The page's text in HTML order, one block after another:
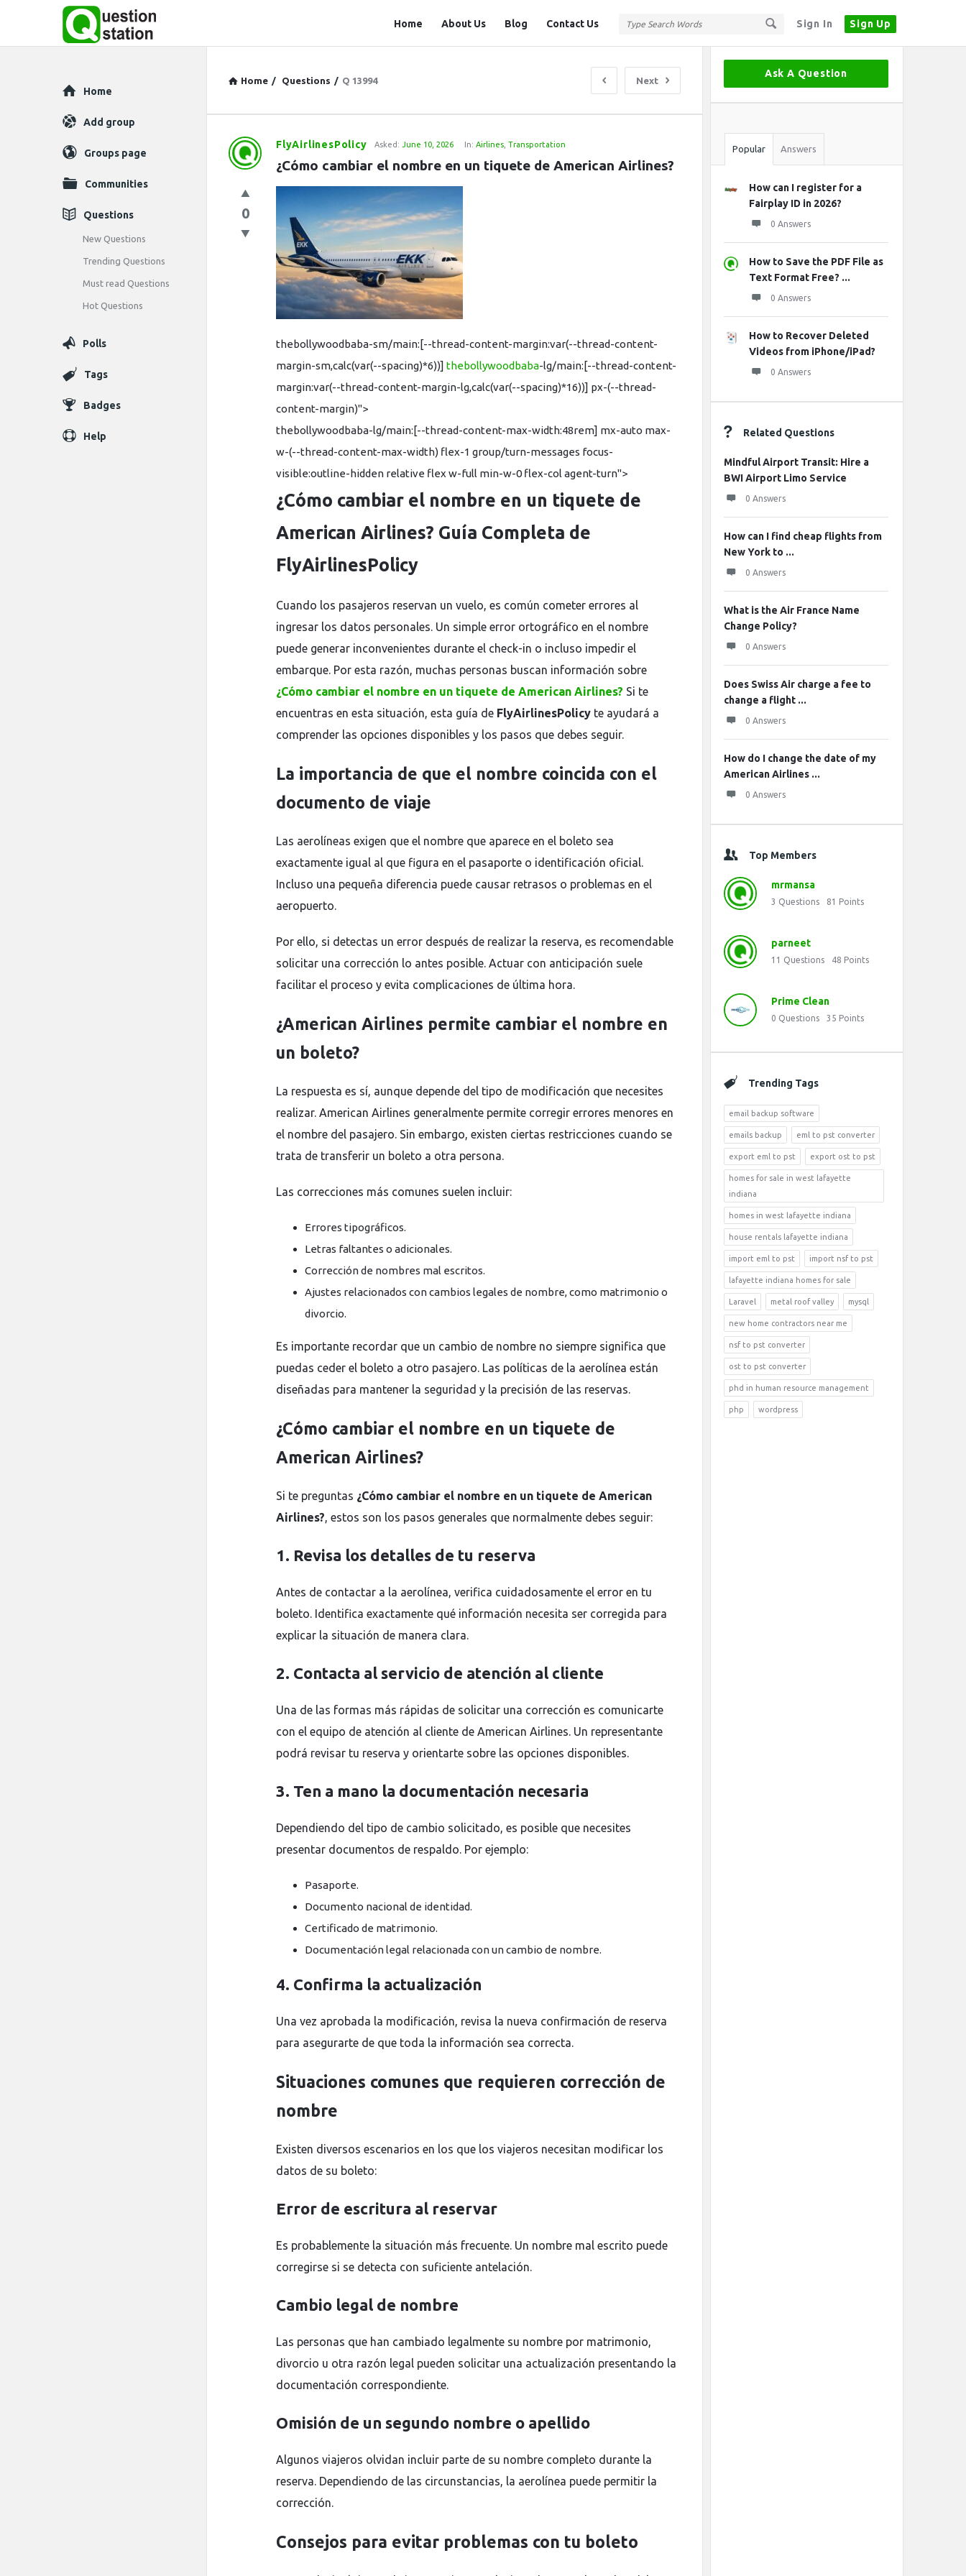
Sign In Sign Up
Station
Home About Us Blog Contact Us
Home / Questions / Q 13994 Next
Question
Station
Latest
Questions
FlyAirlinesPolicy Asked: June 10, 2026 In: Airlines, Transportation
¿Cómo cambiar el nombre en un tiquete de American Airlines?
0
thebollywoodbaba-sm/main:[--thread-content-margin:var(--thread-content-
margin-sm,calc(var(--spacing)*6))] thebollywoodbaba-lg/main:[--thread-content-
margin:var(--thread-content-margin-lg,calc(var(--spacing)*16))] px-(--thread-
content-margin)">
thebollywoodbaba-lg/main:[--thread-content-max-width:48rem] mx-auto max-
w-(--thread-content-max-width) flex-1 group/turn-messages focus-
visible:outline-hidden relative flex w-full min-w-0 flex-col agent-turn">
¿Cómo cambiar el nombre en un tiquete de
American Airlines? Guía Completa de
FlyAirlinesPolicy
Cuando los pasajeros reservan un vuelo, es común cometer errores al
ingresar los datos personales. Un simple error ortográfico en el nombre
puede generar inconvenientes durante el check-in o incluso impedir el
embarque. Por esta razón, muchas personas buscan información sobre
¿Cómo cambiar el nombre en un tiquete de American Airlines? Si te
encuentras en esta situación, esta guía de FlyAirlinesPolicy te ayudará a
comprender las opciones disponibles y los pasos que debes seguir.
La importancia de que el nombre coincida con el
documento de viaje
Las aerolíneas exigen que el nombre que aparece en el boleto sea
exactamente igual al que figura en el pasaporte o identificación oficial.
Incluso una pequeña diferencia puede causar retrasos o problemas en el
aeropuerto.
Por ello, si detectas un error después de realizar la reserva, es recomendable
solicitar una corrección lo antes posible. Actuar con anticipación suele
facilitar el proceso y evita complicaciones de última hora.
¿American Airlines permite cambiar el nombre en
un boleto?
La respuesta es sí, aunque depende del tipo de modificación que necesites
realizar. American Airlines generalmente permite corregir errores menores en
el nombre del pasajero. Sin embargo, existen ciertas restricciones cuando se
trata de transferir un boleto a otra persona.
Las correcciones más comunes suelen incluir:
Errores tipográficos.
Letras faltantes o adicionales.
Corrección de nombres mal escritos.
Ajustes relacionados con cambios legales de nombre, como matrimonio o
divorcio.
Es importante recordar que un cambio de nombre no siempre significa que
puedas ceder el boleto a otro pasajero. Las políticas de la aerolínea están
diseñadas para mantener la seguridad y la precisión de las reservas.
¿Cómo cambiar el nombre en un tiquete de
American Airlines?
Si te preguntas ¿Cómo cambiar el nombre en un tiquete de American
Airlines?, estos son los pasos generales que normalmente debes seguir:
1. Revisa los detalles de tu reserva
Antes de contactar a la aerolínea, verifica cuidadosamente el error en tu
boleto. Identifica exactamente qué información necesita ser corregida para
explicar la situación de manera clara.
2. Contacta al servicio de atención al cliente
Una de las formas más rápidas de solicitar una corrección es comunicarte
con el equipo de atención al cliente de American Airlines. Un representante
podrá revisar tu reserva y orientarte sobre las opciones disponibles.
3. Ten a mano la documentación necesaria
Dependiendo del tipo de cambio solicitado, es posible que necesites
presentar documentos de respaldo. Por ejemplo:
Pasaporte.
Documento nacional de identidad.
Certificado de matrimonio.
Documentación legal relacionada con un cambio de nombre.
4. Confirma la actualización
Una vez aprobada la modificación, revisa la nueva confirmación de reserva
para asegurarte de que toda la información sea correcta.
Situaciones comunes que requieren corrección de
nombre
Existen diversos escenarios en los que los viajeros necesitan modificar los
datos de su boleto:
Error de escritura al reservar
Es probablemente la situación más frecuente. Un nombre mal escrito puede
corregirse si se detecta con suficiente antelación.
Cambio legal de nombre
Las personas que han cambiado legalmente su nombre por matrimonio,
divorcio u otra razón legal pueden solicitar una actualización presentando la
documentación correspondiente.
Omisión de un segundo nombre o apellido
Algunos viajeros olvidan incluir parte de su nombre completo durante la
reserva. Dependiendo de las circunstancias, la aerolínea puede permitir la
corrección.
Consejos para evitar problemas con tu boleto
Sidebar
Ask A Question
Stats
Popular Answers
How can I register for a
Fairplay ID in 2026?
0 Answers
How to Save the PDF File as
Text Format Free? ...
0 Answers
How to Recover Deleted
Videos from iPhone/iPad?
0 Answers
Related Questions
Mindful Airport Transit: Hire a
BWI Airport Limo Service
0 Answers
How can I find cheap flights from
New York to ...
0 Answers
What is the Air France Name
Change Policy?
0 Answers
Does Swiss Air charge a fee to
change a flight ...
0 Answers
How do I change the date of my
American Airlines ...
0 Answers
Top Members
mrmansa
3 Questions 81 Points
parneet
11 Questions 48 Points
Prime Clean
0 Questions 35 Points
Trending Tags
email backup software
emails backup eml to pst converter
export eml to pst export ost to pst
homes for sale in west lafayette
indiana
homes in west lafayette indiana
house rentals lafayette indiana
import eml to pst import nsf to pst
lafayette indiana homes for sale
Laravel metal roof valley mysql
new home contractors near me
nsf to pst converter
ost to pst converter
phd in human resource management
php wordpress
Explore
Home
Add group
Groups page
Communities
Questions
New Questions
Trending Questions
Must read Questions
Hot Questions
Polls
Tags
Badges
Help